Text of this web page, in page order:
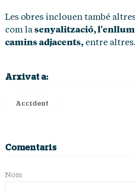
Les obres inclouen també
com la senyalització,
camins adjacents, entre altres.
Arxivat a:
Accident
Comentaris
Nom